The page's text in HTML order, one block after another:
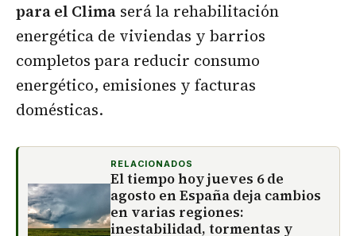
para el Clima será la rehabilitación
energética de viviendas y barrios
completos para reducir consumo
energético, emisiones y facturas
domésticas.
RELACIONADOS
El tiempo hoy jueves 6 de
agosto en España deja cambios
en varias regiones:
inestabilidad, tormentas y